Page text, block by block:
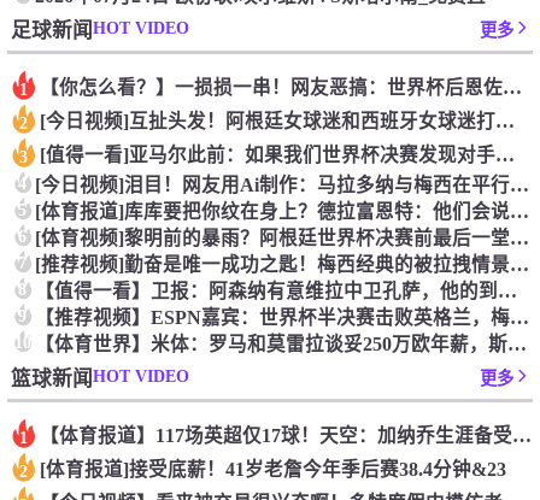
足球新闻HOT VIDEO 更多
1 【你怎么看？】一损损一串！网友恶搞：世界杯后恩佐从阿根廷队回
2 [今日视频]互扯头发！阿根廷女球迷和西班牙女球迷打起来了！
3 [值得一看]亚马尔此前：如果我们世界杯决赛发现对手是中国队，
4 [今日视频]泪目！网友用Ai制作：马拉多纳与梅西在平行世界的
5 [体育报道]库库要把你纹在身上？德拉富恩特：他们会说到做到，
6 [体育视频]黎明前的暴雨？阿根廷世界杯决赛前最后一堂训练课直
7 [推荐视频]勤奋是唯一成功之匙！梅西经典的被拉拽情景专项训练
8 【值得一看】卫报：阿森纳有意维拉中卫孔萨，他的到来能给萨利巴
9 【推荐视频】ESPN嘉宾：世界杯半决赛击败英格兰，梅西无进球
10 【体育世界】米体：罗马和莫雷拉谈妥250万欧年薪，斯特拉斯堡
篮球新闻HOT VIDEO 更多
1 【体育报道】117场英超仅17球！天空：加纳乔生涯备受质疑，
2 [体育报道]接受底薪！41岁老詹今年季后赛38.4分钟&23